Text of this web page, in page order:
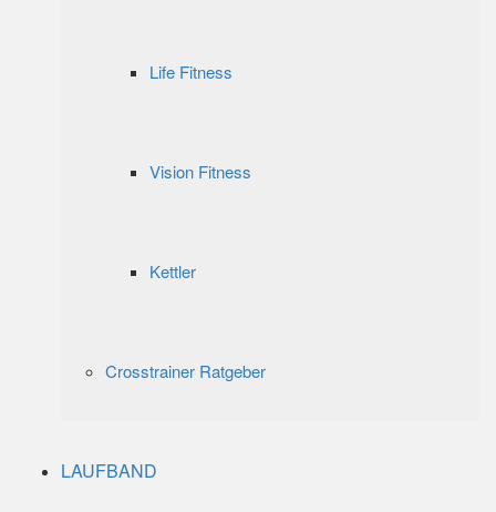
Life Fitness
Vision Fitness
Kettler
Crosstrainer Ratgeber
LAUFBAND